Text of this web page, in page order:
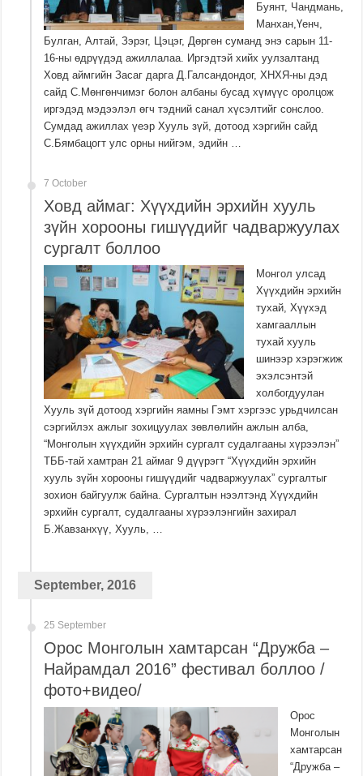
Буянт, Чандмань,
Манхан,Үенч,
Булган, Алтай, Зэрэг, Цэцэг, Дөргөн суманд энэ сарын 11-
16-ны өдрүүдэд ажиллалаа. Иргэдтэй хийх уулзалтанд
Ховд аймгийн Засаг дарга Д.Галсандондог, ХНХЯ-ны дэд
сайд С.Мөнгөнчимэг болон албаны бусад хүмүүс оролцож
иргэдэд мэдээлэл өгч тэдний санал хүсэлтийг сонслоо.
Сумдад ажиллах үеэр Хууль зүй, дотоод хэргийн сайд
С.Бямбацогт улс орны нийгэм, эдийн …
7 October
Ховд аймаг: Хүүхдийн эрхийн хууль
зүйн хорооны гишүүдийг чадваржуулах
сургалт боллоо
Монгол улсад
Хүүхдийн эрхийн
тухай, Хүүхэд
хамгааллын
тухай хууль
шинээр хэрэгжиж
эхэлсэнтэй
холбогдуулан
Хууль зүй дотоод хэргийн яамны Гэмт хэргээс урьдчилсан
сэргийлэх ажлыг зохицуулах зөвлөлийн ажлын алба,
“Монголын хүүхдийн эрхийн сургалт судалгааны хүрээлэн”
ТББ-тай хамтран 21 аймаг 9 дүүрэгт “Хүүхдийн эрхийн
хууль зүйн хорооны гишүүдийг чадваржуулах” сургалтыг
зохион байгуулж байна. Сургалтын нээлтэнд Хүүхдийн
эрхийн сургалт, судалгааны хүрээлэнгийн захирал
Б.Жавзанхүү, Хууль, …
September, 2016
25 September
Орос Монголын хамтарсан “Дружба –
Найрамдал 2016” фестивал боллоо /
фото+видео/
Орос
Монголын
хамтарсан
“Дружба –